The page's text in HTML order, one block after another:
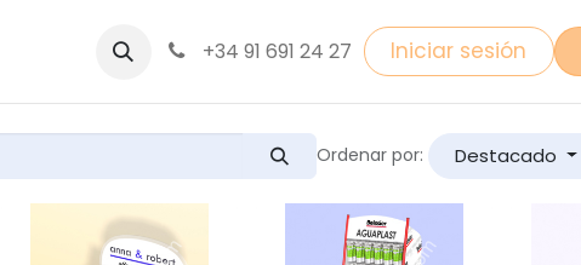
+34 91 691 24 27 Iniciar sesión
Ordenar por: Destacado